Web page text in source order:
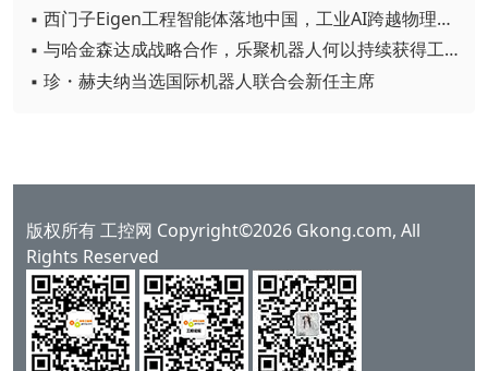
▪ 西门子Eigen工程智能体落地中国，工业AI跨越物理世界“确定性”拐点
▪ 与哈金森达成战略合作，乐聚机器人何以持续获得工业巨头青睐？
▪ 珍・赫夫纳当选国际机器人联合会新任主席
版权所有 工控网 Copyright©2026 Gkong.com, All
Rights Reserved